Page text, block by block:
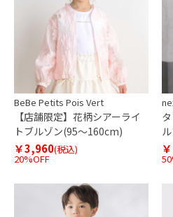
BeBe Petits Pois Vert
【店舗限定】花柄シアーライ
トブルゾン(95～160cm)
￥3,960(税込)
20%OFF